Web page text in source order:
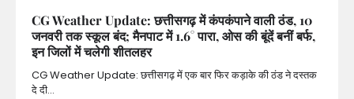
CG Weather Update: छत्तीसगढ़ में कंपकंपाने वाली ठंड, 10
जनवरी तक स्कूल बंद; मैनपाट में 1.6° पारा, ओस की बूंदें बनीं बर्फ,
इन जिलों में चलेगी शीतलहर
CG Weather Update: छत्तीसगढ़ में एक बार फिर कड़ाके की ठंड ने दस्तक
दे दी…